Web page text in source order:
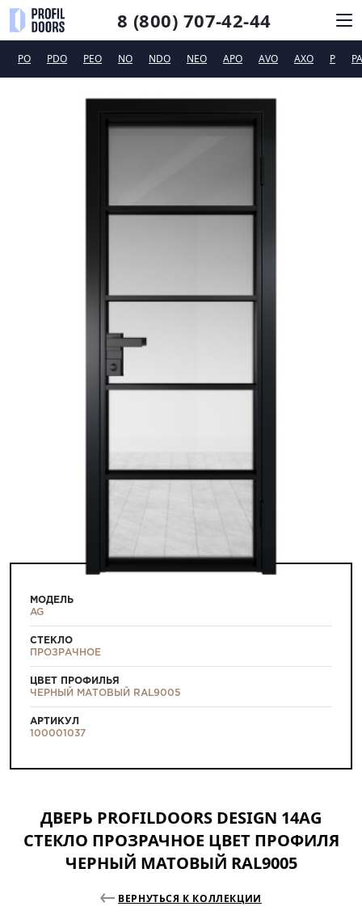
8 (800) 707-42-44
СИСТЕМЫ ОТКРЫВАНИЯ
Новинки
PO PDO PEO NO NDO NEO APO AVO AXO P PA
МОДЕЛЬ
AG
СТЕКЛО
ПРОЗРАЧНОЕ
ЦВЕТ ПРОФИЛЬЯ
ЧЕРНЫЙ МАТОВЫЙ RAL9005
АРТИКУЛ
100001037
ДВЕРЬ PROFILDOORS DESIGN 14AG
СТЕКЛО ПРОЗРАЧНОЕ ЦВЕТ ПРОФИЛЯ
ЧЕРНЫЙ МАТОВЫЙ RAL9005
ВЕРНУТЬСЯ К КОЛЛЕКЦИИ